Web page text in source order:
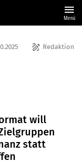
menu
Menü
draw Redaktion
will
statt